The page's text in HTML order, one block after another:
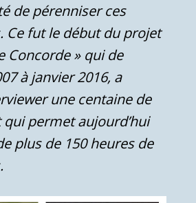
de pérenniser ces
Ce fut le début du projet
Concorde » qui de
à janvier 2016, a
une centaine de
permet aujourd’hui
plus de 150 heures de